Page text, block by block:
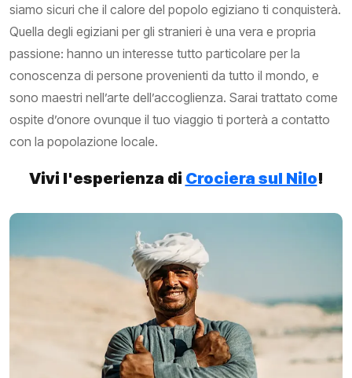
siamo sicuri che il calore del popolo egiziano ti conquisterà.
Quella degli egiziani per gli stranieri è una vera e propria
passione: hanno un interesse tutto particolare per la
conoscenza di persone provenienti da tutto il mondo, e
sono maestri nell’arte dell’accoglienza. Sarai trattato come
ospite d’onore ovunque il tuo viaggio ti porterà a contatto
con la popolazione locale.
Vivi l'esperienza di Crociera sul Nilo!